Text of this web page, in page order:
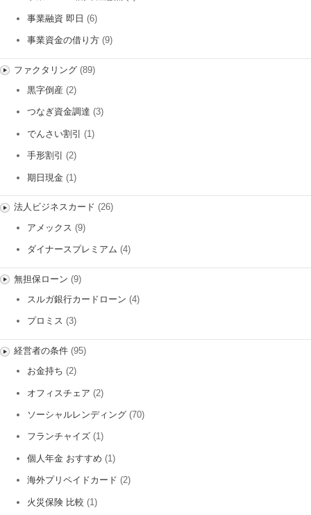
事業融資 即日 (6)
事業資金の借り方 (9)
ファクタリング(89)
黒字倒産 (2)
つなぎ資金調達 (3)
でんさい割引 (1)
手形割引 (2)
期日現金 (1)
法人ビジネスカード (26)
アメックス (9)
ダイナースプレミアム (4)
無担保ローン (9)
スルガ銀行カードローン (4)
プロミス (3)
経営者の条件(95)
お金持ち (2)
オフィスチェア (2)
ソーシャルレンディング (70)
フランチャイズ (1)
個人年金 おすすめ (1)
海外プリペイドカード (2)
火災保険 比較 (1)